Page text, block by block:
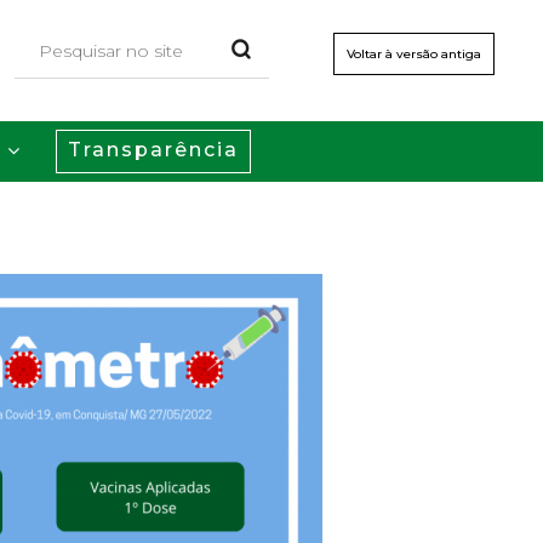
Voltar à versão antiga
Transparência